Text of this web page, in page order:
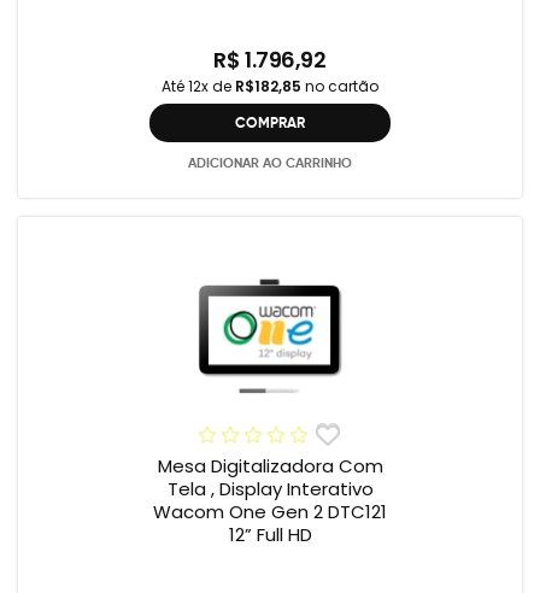
R$ 1.796,92
Até 12x de R$182,85 no cartão
COMPRAR
ADICIONAR AO CARRINHO
Mesa Digitalizadora Com
Tela , Display Interativo
Wacom One Gen 2 DTC121
12” Full HD